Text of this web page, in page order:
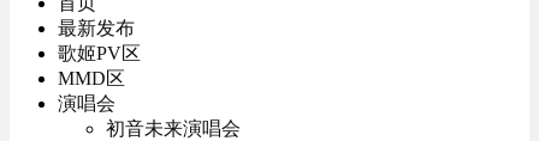
最新发布
歌姬PV区
MMD区
演唱会
初音未来演唱会